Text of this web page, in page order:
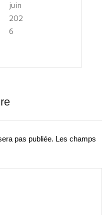
infi
nie
Terr
Mer
,
Ave
juin
202
6
pas publiée. Les champs